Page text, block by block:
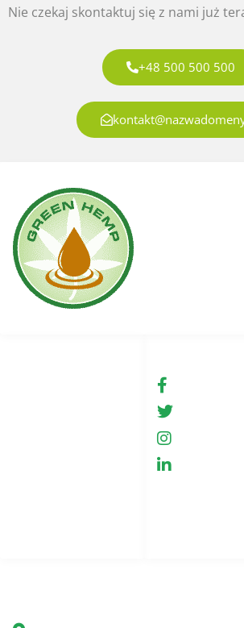
Nie czekaj skontaktuj się z nami już
+48 500 500 500